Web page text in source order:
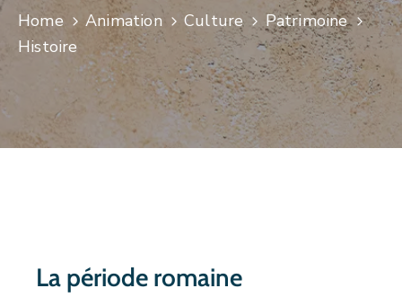
JEUNESSE
SOLIDARITÉS
ÉCONOMIE
ANIMATION
Home Animation Culture
Patrimoine
Histoire
La période romaine